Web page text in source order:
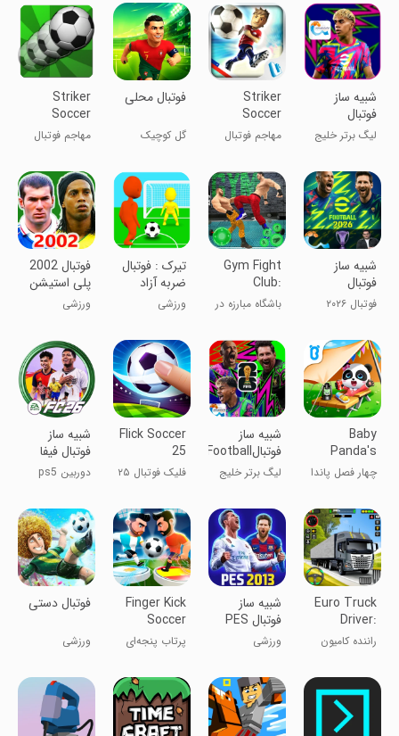
‏‏‏‏‏‏‏‏‏‏‏‏‏شبیه ساز
فوتبال
eFootball™2026
لیگ برتر خلیج
Striker
Soccer
America
2015
مهاجم فوتبال
‏‏‏‏‏فوتبال محلی
گل کوچیک
Striker
Soccer
مهاجم فوتبال
‏‏‏شبیه ساز
فوتبال
eFOOTBALL
2026
فوتبال ۲۰۲۶
Gym Fight
Club:
Fighting
Game
باشگاه مبارزه در
جنگی
تیرک : فوتبال
ضربه آزاد
ورزشی
فوتبال 2002
پلی استیشن
1
ورزشی
Baby
Panda's
Four
Seasons
چهار فصل پاندا
‏‏‏‏‏‏‏‏‏‏‏‏‏‏‏‏‏‏‏‏‏‏‏‏‏‏‏شبیه ساز
فوتبالeFootball
لیگ برتر خلیج
Flick Soccer
25
فلیک فوتبال ۲۵
‏‏‏‏‏‏‏‏‏‏شبیه ساز
فوتبال فیفا
دوربین ps5
Euro Truck
Driver:
Truck
Games
راننده کامیون
بازی‌های
کامیونی
شبیه ساز
فوتبال PES
استیشن 1
ورزشی
Finger Kick
Soccer
2024
پرتاب پنجه‌ای
فوتبال دستی
ورزشی